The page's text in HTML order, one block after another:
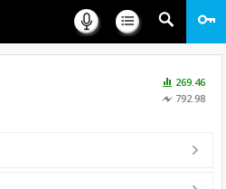
269.46
792.98